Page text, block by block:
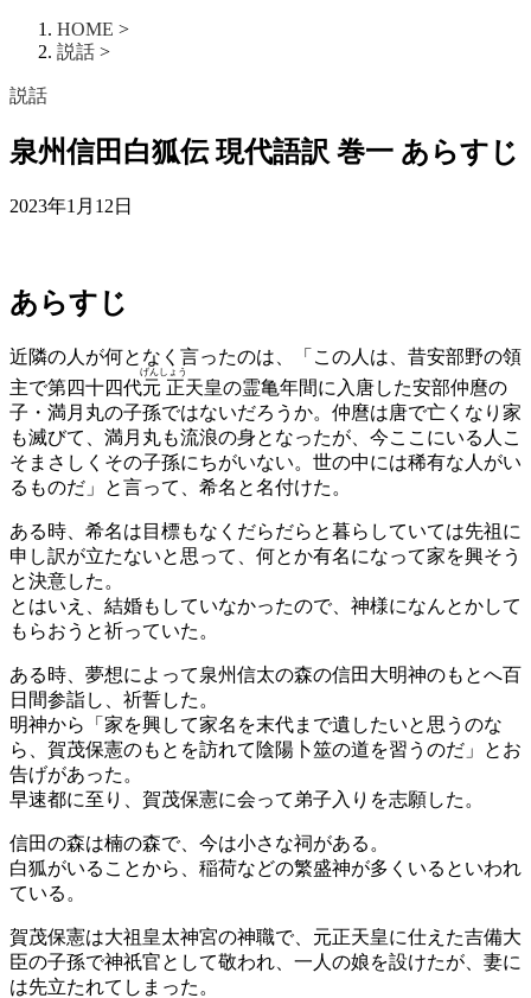
HOME >
説話 >
説話
泉州信田白狐伝 現代語訳 巻一 あらすじ
2023年1月12日
あらすじ
近隣の人が何となく言ったのは、「この人は、昔安部野の領
主で第四十四代元正
げんしょう
天皇の霊亀年間に入唐した安部仲麿の
子・満月丸の子孫ではないだろうか。仲麿は唐で亡くなり家
も滅びて、満月丸も流浪の身となったが、今ここにいる人こ
そまさしくその子孫にちがいない。世の中には稀有な人がい
るものだ」と言って、希名と名付けた。
ある時、希名は目標もなくだらだらと暮らしていては先祖に
申し訳が立たないと思って、何とか有名になって家を興そう
と決意した。
とはいえ、結婚もしていなかったので、神様になんとかして
もらおうと祈っていた。
ある時、夢想によって泉州信太の森の信田大明神のもとへ百
日間参詣し、祈誓した。
明神から「家を興して家名を末代まで遺したいと思うのな
ら、賀茂保憲のもとを訪れて陰陽卜筮の道を習うのだ」とお
告げがあった。
早速都に至り、賀茂保憲に会って弟子入りを志願した。
信田の森は楠の森で、今は小さな祠がある。
白狐がいることから、稲荷などの繁盛神が多くいるといわれ
ている。
賀茂保憲は大祖皇太神宮の神職で、元正天皇に仕えた吉備大
臣の子孫で神祇官として敬われ、一人の娘を設けたが、妻に
は先立たれてしまった。